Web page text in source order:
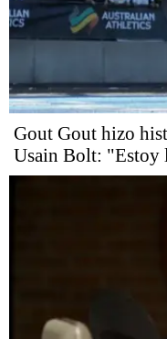
Gout Gout hizo
Usain Bolt: "Estoy